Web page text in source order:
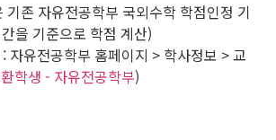
기존 자유전공학부 국외수학 학점인정 기
을 기준으로 학점 계산)
자유전공학부 홈페이지 > 학사정보 > 교
학생 - 자유전공학부)